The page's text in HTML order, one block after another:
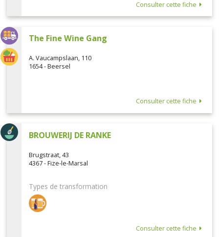
Consulter cette fiche
The Fine Wine Gang
A. Vaucampslaan, 110
1654 - Beersel
Consulter cette fiche
BROUWERIJ DE RANKE
Brugstraat, 43
4367 - Fize-le-Marsal
Types de transformation
Consulter cette fiche